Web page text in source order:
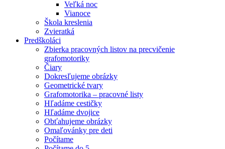
Veľká noc
Vianoce
Škola kreslenia
Zvieratká
Predškoláci
Zbierka pracovných listov na precvičenie
grafomotoriky
Čiary
Dokresľujeme obrázky
Geometrické tvary
Grafomotorika – pracovné listy
Hľadáme cestičky
Hľadáme dvojice
Obťahujeme obrázky
Omaľovánky pre deti
Počítame